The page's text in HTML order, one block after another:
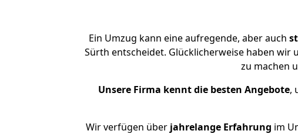
Ein Umzug kann eine aufregende, aber auch
Sürth entscheidet. Glücklicherweise haben wir
zu machen
Unsere Firma kennt die besten Angebote,
Wir verfügen überjahrelange Erfahrung im